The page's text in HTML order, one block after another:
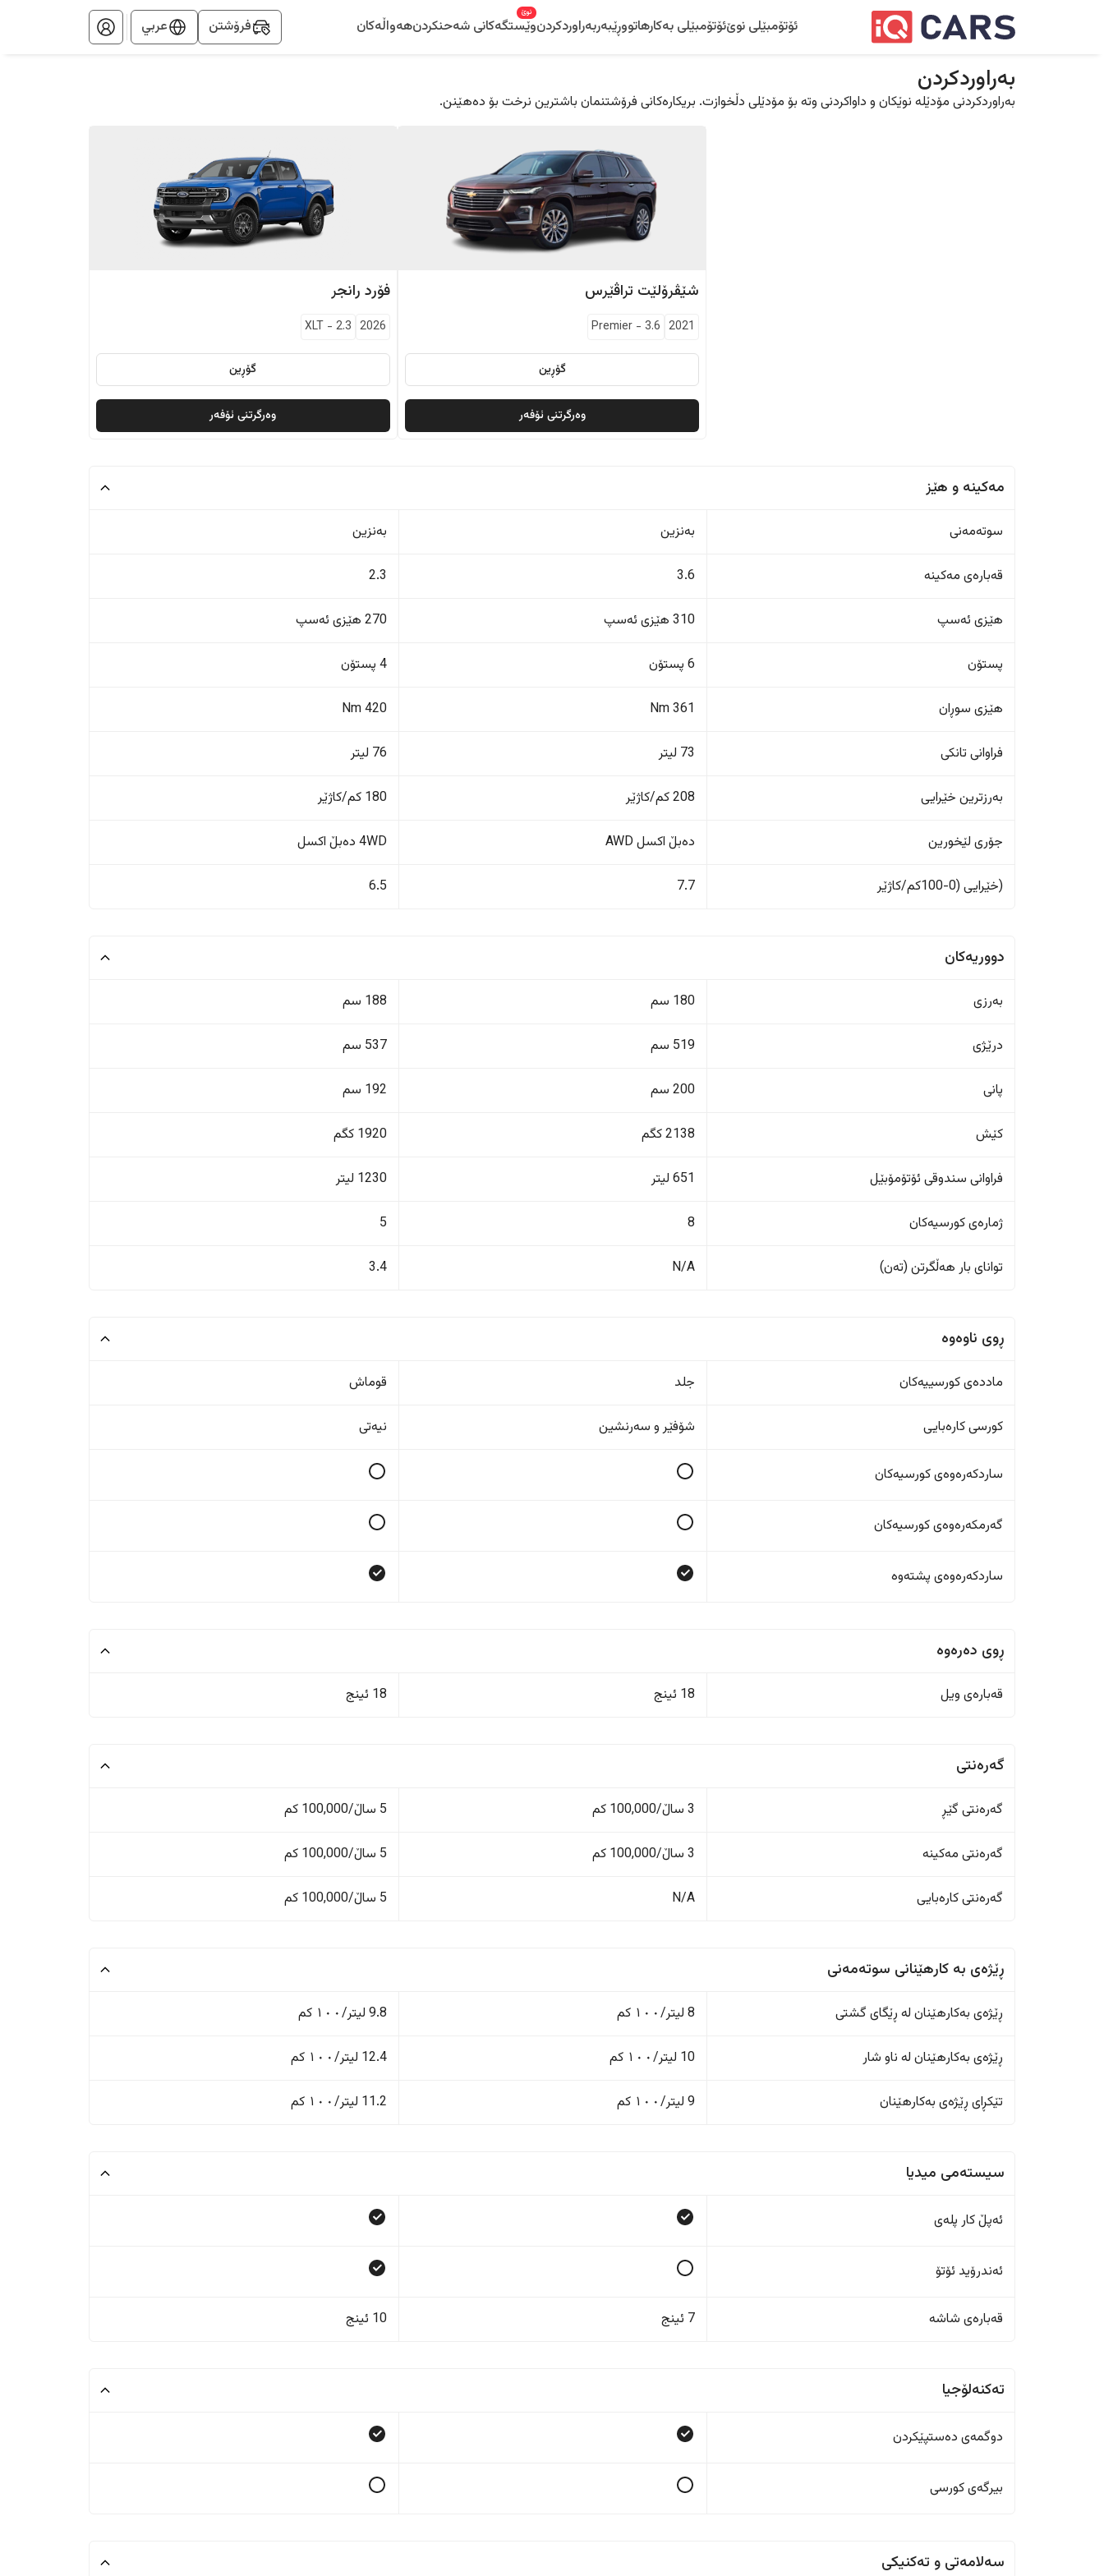
ئۆتۆمبێلی نوێئۆتۆمبێلی بەکارهاتووڕێبەربەراوردکردنوێستگەکانی شەحنکردن
نوێ
هەواڵەکان فرۆشتن عربي
بەراوردکردن
بەراوردکردنی مۆدێلە نوێکان و داواکردنی وتە بۆ مۆدێلی دڵخوازت. بریکارەکانی فرۆشتنمان باشترین نرخت بۆ دەهێنن.
شێڤرۆلێت تراڤێرس
2021
Premier - 3.6
گۆڕین
وەرگرتنی ئۆفەر
فۆرد رانجر
2026
XLT- 2.3
گۆڕین
وەرگرتنی ئۆفەر
مەکینە و هێز
سوتەمەنی بەنزین بەنزین
قەبارەی مەکینە 3.6
2.3
هێزی ئەسپ 310 هێزی ئەسپ 270 هێزی ئەسپ
پستۆن 6 پستۆن 4 پستۆن
هێزی سوڕان 361 Nm
420 Nm
فراوانی تانکی 73 لیتر 76 لیتر
بەرزترین خێرایی 208 کم/کاژێر 180 کم/کاژێر
جۆری لێخورین دەبڵ اکسل AWD 4WD دەبڵ اکسل
(خێرایی (0-100کم/کاژێر 7.7
6.5
دووریەکان
بەرزی 180 سم 188 سم
درێژی 519 سم 537 سم
پانی 200 سم 192 سم
کێش 2138 کگم 1920 کگم
فراوانی سندوقی ئۆتۆمۆبێل 651 لیتر 1230 لیتر
ژمارەی کورسیەکان 8
5
تواناى بار هەڵگرتن (تەن) N/A
3.4
ڕوی ناوەوە
ماددەی کورسییەکان جلد قوماش
کورسی کارەبایی شۆفێر و سەرنشین نیەتی
ساردکەرەوەی کورسیەکان
گەرمکەرەوەی کورسیەکان
ساردکەرەوەی پشتەوە
ڕوی دەرەوە
قەبارەی ویل 18 ئینج 18 ئینج
گەرەنتی
گەرەنتی گێڕ 3 ساڵ/100,000 کم 5 ساڵ/100,000 کم
گەرەنتی مەکینە 3 ساڵ/100,000 کم 5 ساڵ/100,000 کم
گەرەنتی کارەبایی N/A 5 ساڵ/100,000 کم
ڕێژەى به کارهێنانی سوتەمەنی
ڕێژەى بەکارهێنان له ڕێگای گشتی 8 لیتر/١٠٠ کم 9.8 لیتر/١٠٠ کم
ڕێژەى بەکارهێنان له ناو شار 10 لیتر/١٠٠ کم 12.4 لیتر/١٠٠ کم
تێکڕای ڕێژەى بەکارهێنان 9 لیتر/١٠٠ کم 11.2 لیتر/١٠٠ کم
سیستەمی میدیا
ئەپڵ کار پلەی
ئەندرۆید ئۆتۆ
قەبارەی شاشە 7 ئینج 10 ئینج
تەکنەلۆجیا
دوگمەی دەستپێکردن
بیرگەی کورسی
سەلامەتی و تەکنیکی